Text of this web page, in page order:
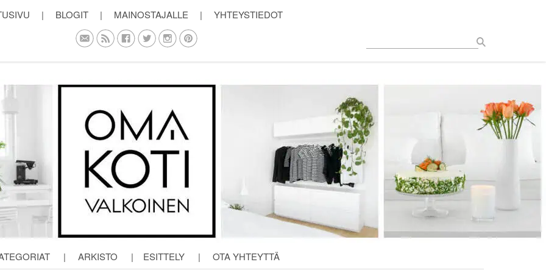
| BLOGIT | MAINOSTAJALLE | YHTEYSTIEDOT
| ARKISTO | ESITTELY | OTA YHTEYTTÄ